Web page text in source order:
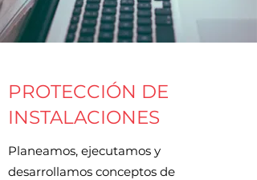
PROTECCIÓN DE
INSTALACIONES
Planeamos, ejecutamos y
desarrollamos conceptos de